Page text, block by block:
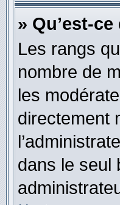
» Qu’est-
Les rangs
nombre de
les
directement
dans le seul